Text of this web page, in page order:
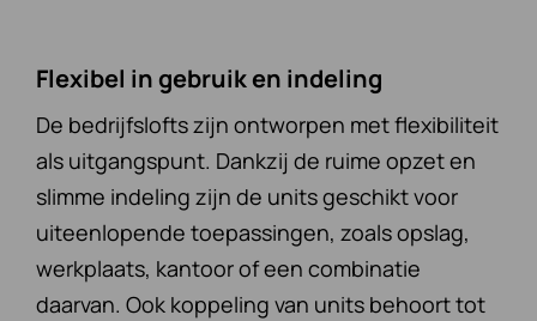
Flexibel in gebruik en indeling
De bedrijfslofts zijn ontworpen met flexibiliteit
als uitgangspunt. Dankzij de ruime opzet en
slimme indeling zijn de units geschikt voor
uiteenlopende toepassingen, zoals opslag,
werkplaats, kantoor of een combinatie
daarvan. Ook koppeling van units behoort tot